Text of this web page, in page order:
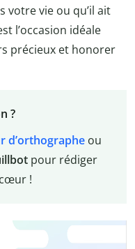
votre vie ou qu’il ait
l’occasion idéale
précieux et honorer
?
d’orthographeou
pour rédiger
!